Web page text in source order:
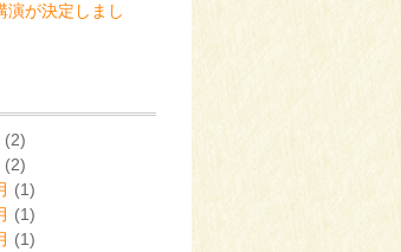
演が決定しまし
(2)
(2)
(1)
(1)
(1)